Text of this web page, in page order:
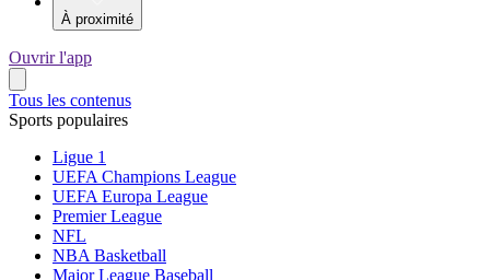
À proximité
Ouvrir l'app
Tous les contenus
Sports populaires
Ligue 1
UEFA Champions League
UEFA Europa League
Premier League
NFL
NBA Basketball
Major League Baseball